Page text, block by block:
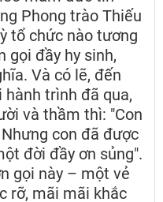
Phong trào Thiếu
tổ chức nào tương
gọi đầy hy sinh,
Và có lẽ, đến
trình đã qua,
và thầm thì: "Con
con đã được
đời đầy ơn sủng".
gọi này – một vẻ
rỡ, mãi mãi khắc